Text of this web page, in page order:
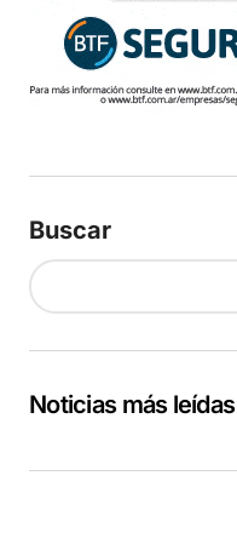
Buscar
Noticias más leídas